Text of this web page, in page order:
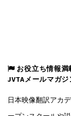
お役立ち情報満
JVTAメールマガジ
日本映像翻訳アカ